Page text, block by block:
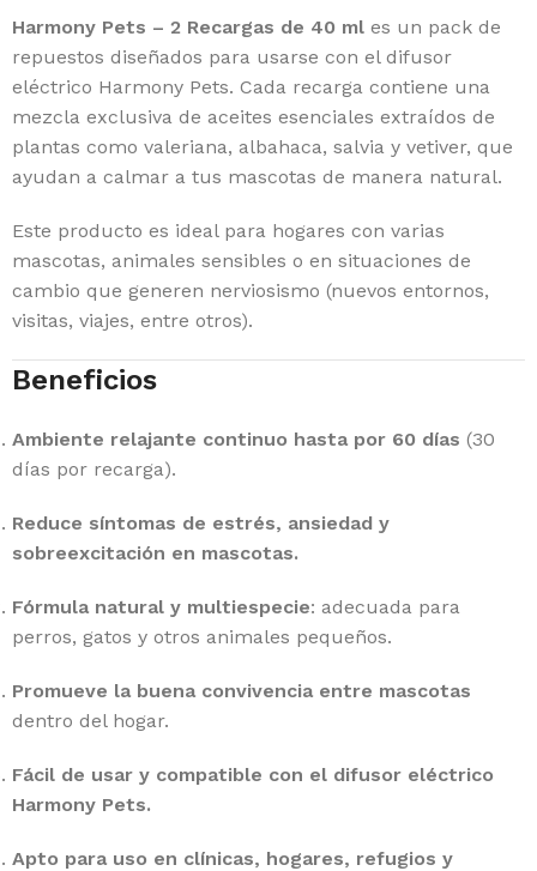
Harmony Pets – 2 Recargas de 40 ml es un pack de
repuestos diseñados para usarse con el difusor
eléctrico Harmony Pets. Cada recarga contiene una
mezcla exclusiva de aceites esenciales extraídos de
plantas como valeriana, albahaca, salvia y vetiver, que
ayudan a calmar a tus mascotas de manera natural.
Este producto es ideal para hogares con varias
mascotas, animales sensibles o en situaciones de
cambio que generen nerviosismo (nuevos entornos,
visitas, viajes, entre otros).
Beneficios
Ambiente relajante continuo hasta por 60 días (30
días por recarga).
Reduce síntomas de estrés, ansiedad y
sobreexcitación en mascotas.
Fórmula natural y multiespecie: adecuada para
perros, gatos y otros animales pequeños.
Promueve la buena convivencia entre mascotas
dentro del hogar.
Fácil de usar y compatible con el difusor eléctrico
Harmony Pets.
Apto para uso en clínicas, hogares, refugios y